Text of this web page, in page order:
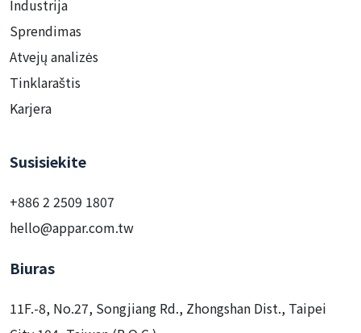
Industrija
Sprendimas
Atvejų analizės
Tinklaraštis
Karjera
Susisiekite
+886 2 2509 1807
hello@appar.com.tw
Biuras
11F.-8, No.27, Songjiang Rd., Zhongshan Dist., Taipei